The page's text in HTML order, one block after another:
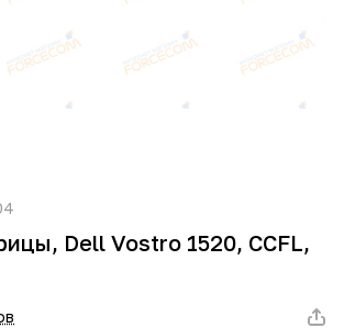
Dell Vostro 1520, CCFL,